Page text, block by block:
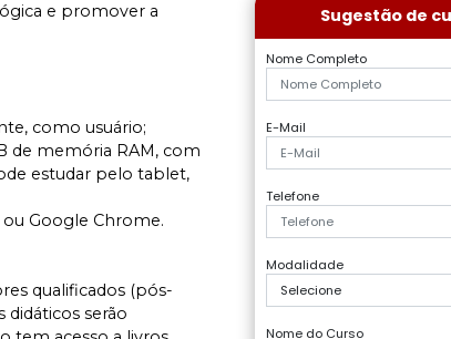
e promover a
como usuário;
de memória RAM, com
estudar pelo tablet,
Google Chrome.
qualificados (pós-
didáticos serão
Sugestão de
Nome Completo
E-Mail
Telefone
Modalidade
Nome do Curso